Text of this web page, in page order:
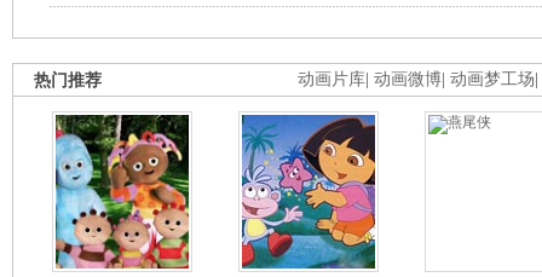
动画片库 动画微博 动画梦工场
热门推荐